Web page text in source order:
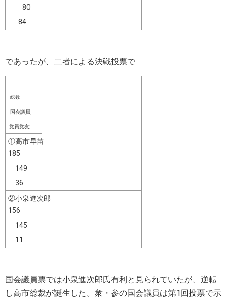
80
84
であったが、二者による決戦投票で
総数
国会議員
党員党友
①高市早苗
185
149
36
②小泉進次郎
156
145
11
国会議員票では小泉進次郎氏有利と見られていたが、 逆転
し高市総裁が誕生した。衆・参の国会議員は第1回投票で示